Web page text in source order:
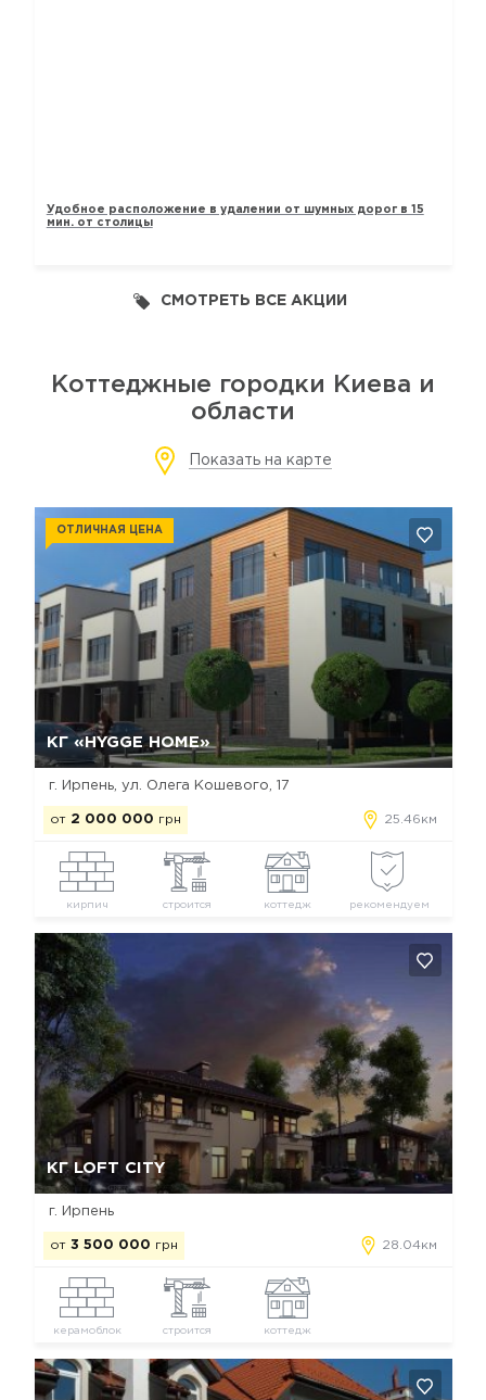
Удобное расположение в удалении от шумных дорог в 15
мин. от столицы
СМОТРЕТЬ ВСЕ АКЦИИ
Коттеджные городки Киева и
области
Показать на карте
КГ «HYGGE HOME»
ОТЛИЧНАЯ ЦЕНА
г. Ирпень, ул. Олега Кошевого, 17
от 2 000 000 грн 25.46км
кирпич строится коттедж рекомендуем
КГ LOFT CITY
г. Ирпень
от 3 500 000 грн 28.04км
керамоблок строится коттедж
Да, удалить Отмена